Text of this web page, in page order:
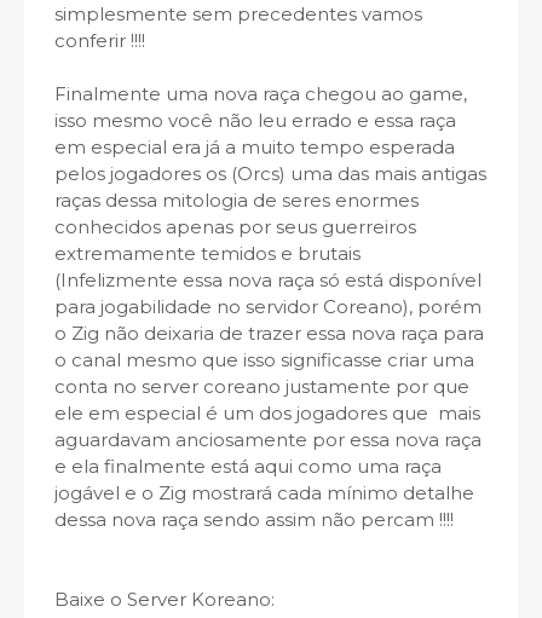
simplesmente sem precedentes vamos
conferir !!!!
Finalmente uma nova raça chegou ao game,
isso mesmo você não leu errado e essa raça
em especial era já a muito tempo esperada
pelos jogadores os (Orcs) uma das mais antigas
raças dessa mitologia de seres enormes
conhecidos apenas por seus guerreiros
extremamente temidos e brutais
(Infelizmente essa nova raça só está disponível
para jogabilidade no servidor Coreano), porém
o Zig não deixaria de trazer essa nova raça para
o canal mesmo que isso significasse criar uma
conta no server coreano justamente por que
ele em especial é um dos jogadores que mais
aguardavam anciosamente por essa nova raça
e ela finalmente está aqui como uma raça
jogável e o Zig mostrará cada mínimo detalhe
dessa nova raça sendo assim não percam !!!!
Baixe o Server Koreano: